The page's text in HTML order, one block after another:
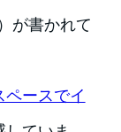
が書かれて
ースでイ